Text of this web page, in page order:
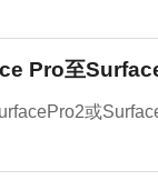
Pro至
或